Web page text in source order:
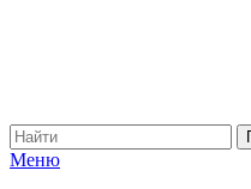
Меню